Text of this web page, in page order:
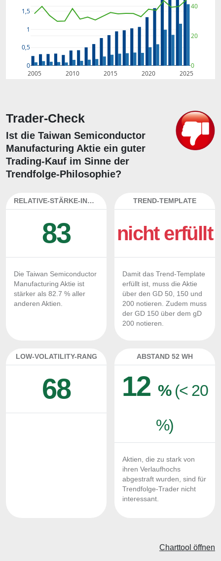
2005 2010 2015 2020 2025
0
0,5
1
1,5
0
20
40
Trader-Check
Ist die Taiwan Semiconductor
Manufacturing Aktie ein guter
Trading-Kauf im Sinne der
Trendfolge-Philosophie?
RELATIVE-STÄRKE-INDEX
83
Die Taiwan Semiconductor
Manufacturing Aktie ist
stärker als 82.7 % aller
anderen Aktien.
TREND-TEMPLATE
nicht erfüllt
Damit das Trend-Template
erfüllt ist, muss die Aktie
über den GD 50, 150 und
200 notieren. Zudem muss
der GD 150 über dem gD
200 notieren.
LOW-VOLATILITY-RANG
68
ABSTAND 52 WH
12% (< 20
%)
Aktien, die zu stark von
ihren Verlaufhochs
abgestraft wurden, sind für
Trendfolge-Trader nicht
interessant.
Charttool öffnen